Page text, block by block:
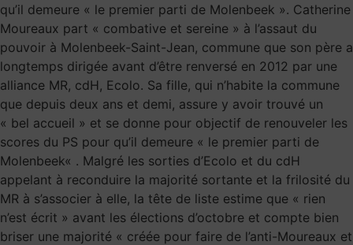
qu’il demeure « le premier parti de Molenbeek ». Catherine
Moureaux part « combative et sereine » à l’assaut du
pouvoir à Molenbeek-Saint-Jean, commune que son père a
longtemps dirigée avant d’être renversé en 2012 par une
alliance MR, cdH, Ecolo. Sa fille, qui n’habite la commune
que depuis deux ans et demi, assure y avoir trouvé un
« bel accueil » et se donne pour objectif de renouveler les
scores du PS pour qu’il demeure « le premier parti de
Molenbeek« . Malgré les sorties d’Ecolo et du cdH
appelant à reconduire la majorité sortante et la frilosité du
MR à s’associer à elle, la tête de liste estime que « rien
n’est écrit » avant les élections d’octobre et compte bien
briser une majorité « créée pour faire de l’anti-Moureaux et